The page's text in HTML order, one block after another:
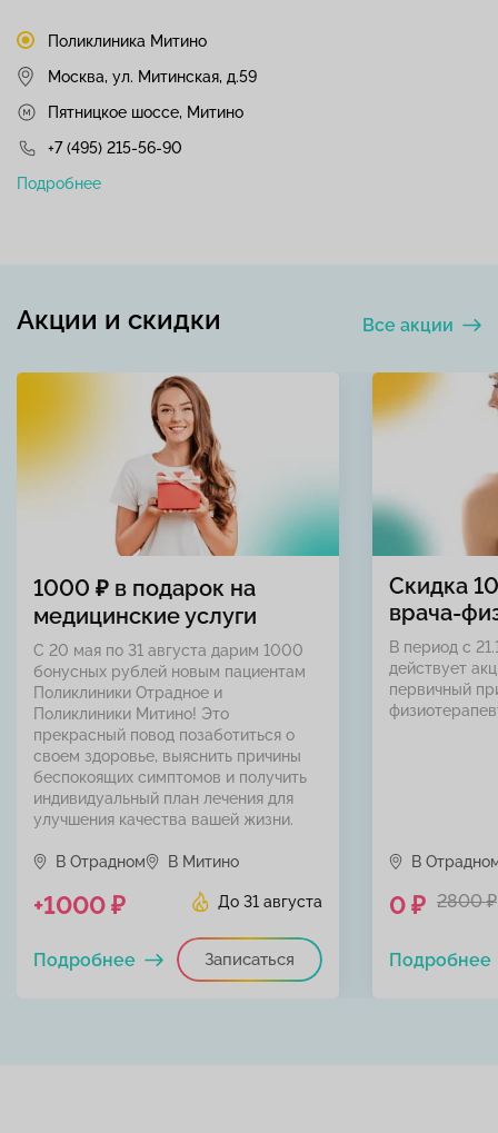
Поликлиника Митино
Москва, ул. Митинская, д.59
Пятницкое шоссе, Митино
+7 (495) 215-56-90
Подробнее
Все акции
Акции и скидки
1000 ₽ в подарок на
медицинские услуги
С 20 мая по 31 августа дарим 1000
бонусных рублей новым пациентам
Поликлиники Отрадное и
Поликлиники Митино! Это
прекрасный повод позаботиться о
своем здоровье, выяснить причины
беспокоящих симптомов и получить
индивидуальный план лечения для
улучшения качества вашей жизни.
В Отрадном В Митино
До 31 августа
+1000 ₽
Записаться
Подробнее
Скидка
врача-
В период с
действует
первичный
В
0 ₽ 2800 ₽
Подробнее